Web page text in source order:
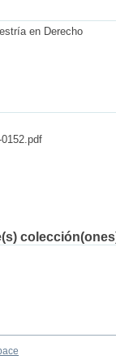
en Derecho